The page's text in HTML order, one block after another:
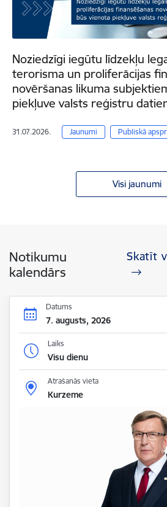
Noziedzīgi iegūtu līdzekļu
terorisma un proliferācijas
novēršanas likuma
piekļuve valsts reģistru
31.07.2026. Jaunumi Publiskā
Visi jaunumi
Notikumu
kalendārs
Skatīt
Datums
7. augusts, 2026
Laiks
Visu dienu
Atrašanās vieta
Kurzeme